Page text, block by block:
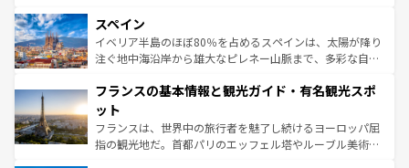
ろん、トスカーナの美しい田園風景やアマルフィ海岸の絶
景など、自然景観も見逃せない。観光の合間には、本場の
ピザやパスタなど、絶品のイタリア料理を堪能することも
ませてくれるイタリアで、忘れられない旅をしてみよう！
なお、新着のイタリア情報は
しい。
スペイン
イベリア半島のほぼ80％を占めるスペインは、太陽が降り
注ぐ地中海沿岸から雄大なピレネー山脈まで、多彩な自然
文化が根付くこの国では、情熱的なフラメンコ、熱気あふ
れる闘牛、そして美味しいタパスが生活の一部となってい
る。首都マドリードの洗練された雰囲気や、バルセロナの
アートに溢れた街角から、地方では古代ローマ遺跡や中世
フランスの基本情報と観光ガイド・有名観光スポ
ット
フランスは、世界中の旅行者を魅了し続けるヨーロッパ屈
指の観光地だ。首都パリのエッフェル塔やルーブル美術館